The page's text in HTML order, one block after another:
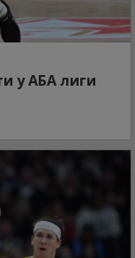
у АБА лиги